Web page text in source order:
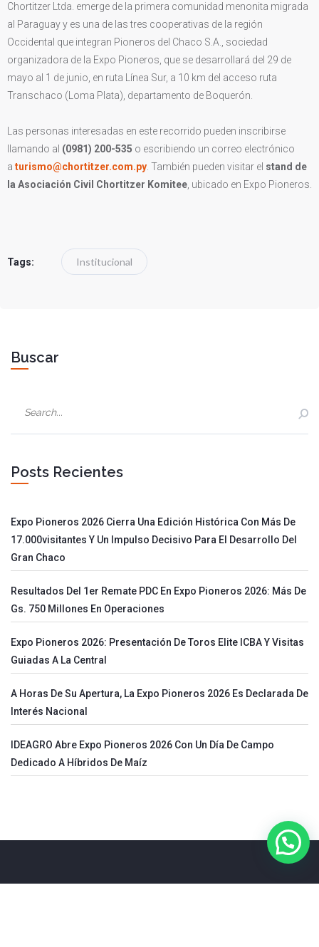
Chortitzer Ltda. emerge de la primera comunidad menonita migrada
al Paraguay y es una de las tres cooperativas de la región
Occidental que integran Pioneros del Chaco S.A., sociedad
organizadora de la Expo Pioneros, que se desarrollará del 29 de
mayo al 1 de junio, en ruta Línea Sur, a 10 km del acceso ruta
Transchaco (Loma Plata), departamento de Boquerón.
Las personas interesadas en este recorrido pueden inscribirse
llamando al (0981) 200-535 o escribiendo un correo electrónico
a turismo@chortitzer.com.py. También pueden visitar el stand de
la Asociación Civil Chortitzer Komitee, ubicado en Expo Pioneros.
Tags: Institucional
Buscar
Posts Recientes
Expo Pioneros 2026 Cierra Una Edición Histórica Con Más De
17.000visitantes Y Un Impulso Decisivo Para El Desarrollo Del
Gran Chaco
Resultados Del 1er Remate PDC En Expo Pioneros 2026: Más De
Gs. 750 Millones En Operaciones
Expo Pioneros 2026: Presentación De Toros Elite ICBA Y Visitas
Guiadas A La Central
A Horas De Su Apertura, La Expo Pioneros 2026 Es Declarada De
Interés Nacional
IDEAGRO Abre Expo Pioneros 2026 Con Un Día De Campo
Dedicado A Híbridos De Maíz